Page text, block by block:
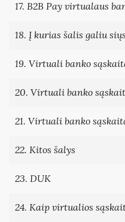
17. B2B Pay virtualaus
18. Į kurias šalis galiu
19. Virtuali banko
20. Virtuali banko
21. Virtuali banko
22. Kitos šalys
23. DUK
24. Kaip virtualios